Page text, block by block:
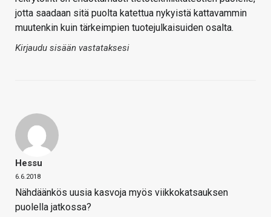
jotta saadaan sitä puolta katettua nykyistä kattavammin
muutenkin kuin tärkeimpien tuotejulkaisuiden osalta.
Kirjaudu sisään vastataksesi
Hessu
6.6.2018
Nähdäänkös uusia kasvoja myös viikkokatsauksen
puolella jatkossa?